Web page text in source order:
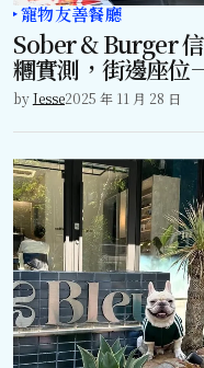
寵物友善餐廳
Sober & Burger
糰實測，街邊座位
byJesse2025 年 11 月 28 日